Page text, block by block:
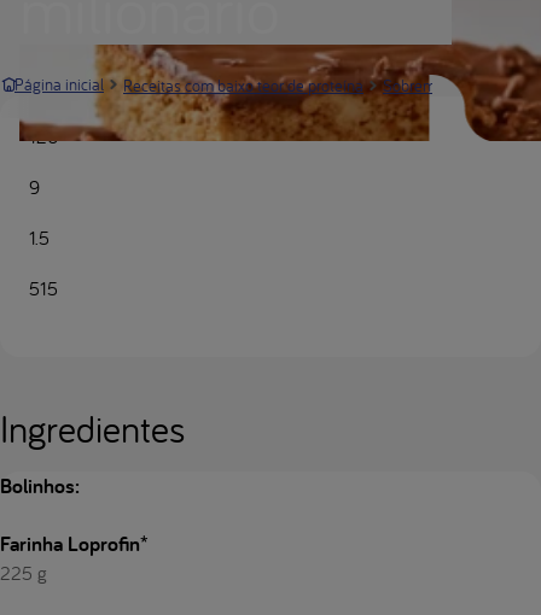
Página inicial Receitas com baixo teor de proteína Sobremesas
120
9
1.5
515
Ingredientes
Bolinhos:
Farinha Loprofin*
225 g